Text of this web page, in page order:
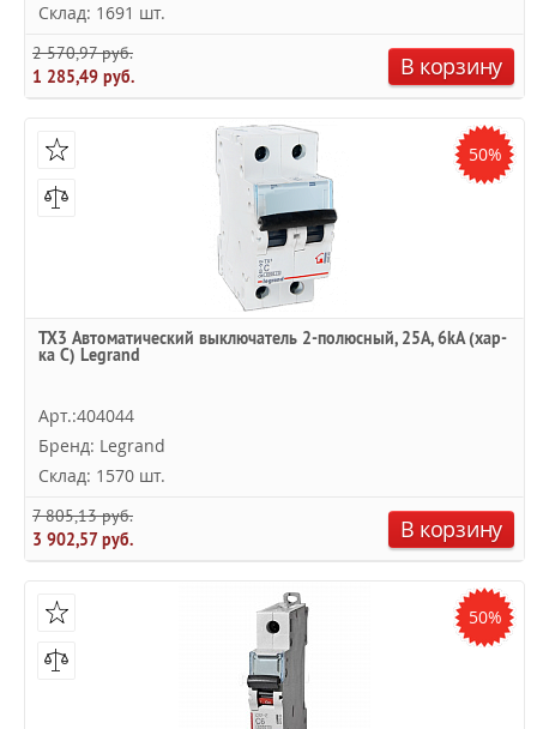
Склад: 1691 шт.
2 570,97 руб.
1 285,49 руб.
В корзину
50%
TX3 Автоматический выключатель 2-полюсный, 25А, 6kА (хар-
ка C) Legrand
Арт.:404044
Бренд: Legrand
Склад: 1570 шт.
7 805,13 руб.
3 902,57 руб.
В корзину
50%